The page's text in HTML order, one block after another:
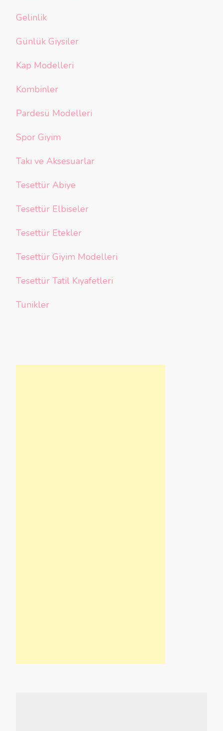
Gelinlik
Günlük Giysiler
Kap Modelleri
Kombinler
Pardesü Modelleri
Spor Giyim
Takı ve Aksesuarlar
Tesettür Abiye
Tesettür Elbiseler
Tesettür Etekler
Tesettür Giyim Modelleri
Tesettür Tatil Kıyafetleri
Tunikler